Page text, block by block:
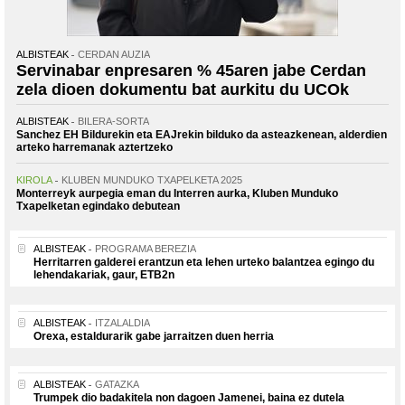
ALBISTEAK CERDAN AUZIA
Servinabar enpresaren % 45aren jabe Cerdan
zela dioen dokumentu bat aurkitu du UCOk
ALBISTEAK BILERA-SORTA
Sanchez EH Bildurekin eta EAJrekin bilduko da asteazkenean, alderdien
arteko harremanak aztertzeko
KIROLA KLUBEN MUNDUKO TXAPELKETA 2025
Monterreyk aurpegia eman du Interren aurka, Kluben Munduko
Txapelketan egindako debutean
ALBISTEAK PROGRAMA BEREZIA
Herritarren galderei erantzun eta lehen urteko balantzea egingo du
lehendakariak, gaur, ETB2n
ALBISTEAK ITZALALDIA
Orexa, estaldurarik gabe jarraitzen duen herria
ALBISTEAK GATAZKA
Trumpek dio badakitela non dagoen Jamenei, baina ez dutela